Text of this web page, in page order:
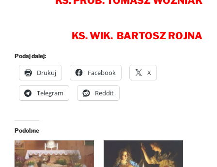
KS. WIK. BARTOSZ ROJNA
Podaj dalej:
Drukuj Facebook X
Telegram Reddit
Podobne